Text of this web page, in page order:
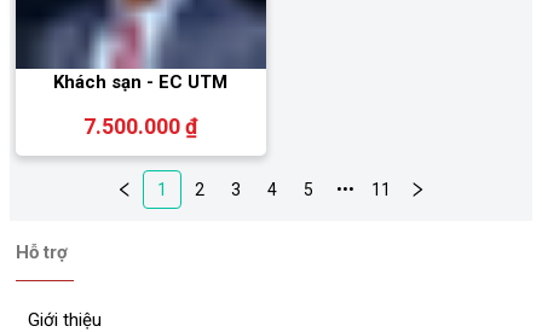
Khách sạn - EC UTM
7.500.000 ₫
1 2 3 4 5 ••• 11
Hỗ trợ
Giới thiệu